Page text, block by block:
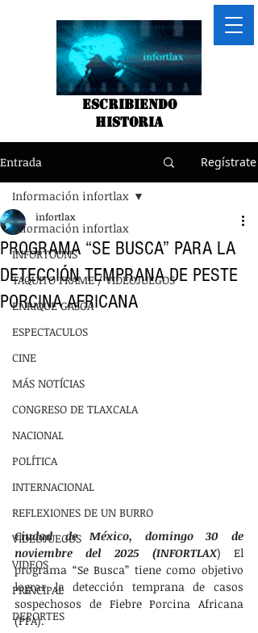
Escribiendo
historia
Entrada Regístrate
Información infortlax
INFORTOONS
TAQUITO FRAME / VIDEOJUEGOS
ENRIQUE GASGA
ESPECTACULOS
CINE
MÁS NOTÍCIAS
CONGRESO DE TLAXCALA
NACIONAL
POLÍTICA
INTERNACIONAL
REFLEXIONES DE UN BURRO
VIDEOJUEGOS
VIDEOS
PRINCIPAL
DEPORTES
Información infortlax
PROGRAMA “SE BUSCA” PARA LA
DETECCIÓN TEMPRANA DE PESTE
PORCINA AFRICANA
infortlax
Ciudad de México, domingo 30 de
noviembre del 2025 (INFORTLAX) El
programa “Se Busca” tiene como objetivo
lograr la detección temprana de casos
sospechosos de Fiebre Porcina Africana
(PPA).